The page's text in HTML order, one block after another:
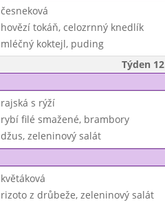
česneková
hovězí tokáň, celozrnný knedlík
mléčný koktejl, puding
Týden 12
rajská s rýží
rybí filé smažené, brambory
džus, zeleninový salát
květáková
rizoto z drůbeže, zeleninový salát